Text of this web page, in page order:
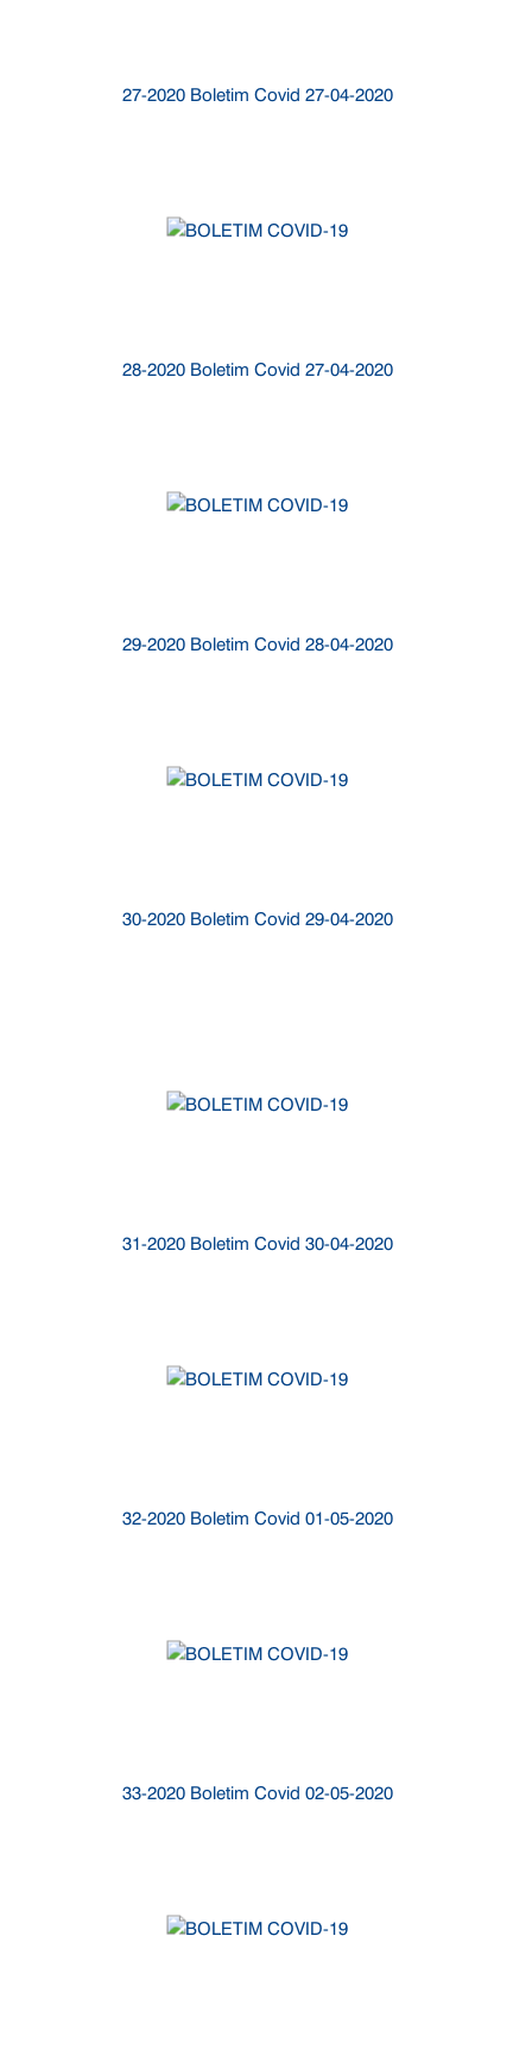
27-2020 Boletim Covid 27-04-2020
28-2020 Boletim Covid 27-04-2020
29-2020 Boletim Covid 28-04-2020
30-2020 Boletim Covid 29-04-2020
31-2020 Boletim Covid 30-04-2020
32-2020 Boletim Covid 01-05-2020
33-2020 Boletim Covid 02-05-2020